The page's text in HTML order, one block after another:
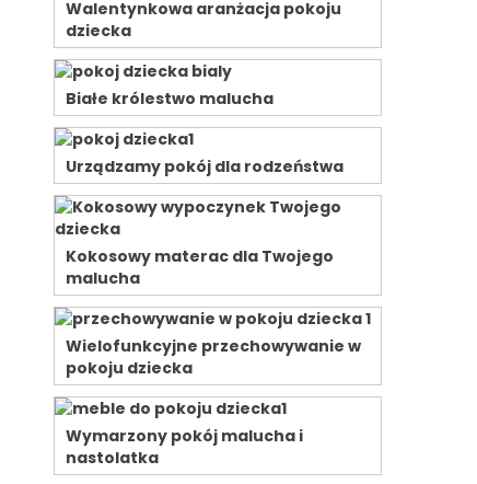
Walentynkowa aranżacja pokoju
dziecka
Białe królestwo malucha
Urządzamy pokój dla rodzeństwa
Kokosowy materac dla Twojego
malucha
Wielofunkcyjne przechowywanie w
pokoju dziecka
Wymarzony pokój malucha i
nastolatka